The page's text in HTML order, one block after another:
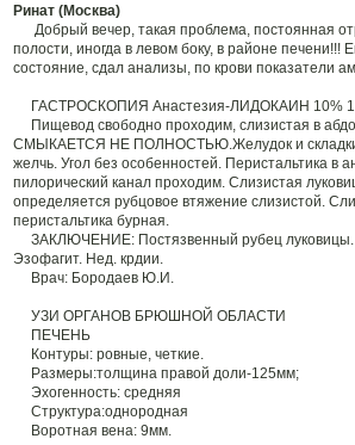
Ринат (Москва)
Добрый вечер, такая проблема, постоянная
полости, иногда в левом боку, в районе
состояние, сдал анализы, по крови показатели
ГАСТРОСКОПИЯ Анастезия-ЛИДОКАИН 10%
Пищевод свободно проходим, слизистая в
СМЫКАЕТСЯ НЕ ПОЛНОСТЬЮ.Желудок и складки
желчь. Угол без особенностей. Перистальтика в
пилорический канал проходим. Слизистая
определяется рубцовое втяжение слизистой.
перистальтика бурная.
ЗАКЛЮЧЕНИЕ: Постязвенный рубец луковицы.
Эзофагит. Нед. крдии.
Врач: Бородаев Ю.И.
УЗИ ОРГАНОВ БРЮШНОЙ ОБЛАСТИ
ПЕЧЕНЬ
Контуры: ровные, четкие.
Размеры:толщина правой доли-125мм;
Эхогенность: средняя
Структура:однородная
Воротная вена: 9мм.